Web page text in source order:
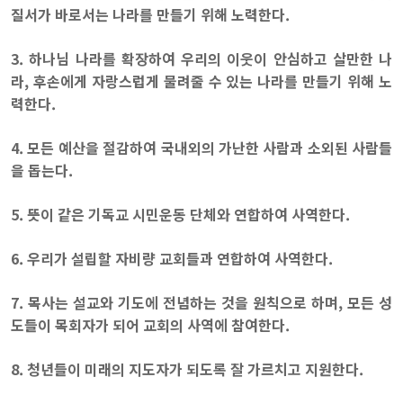
질서가 바로서는 나라를 만들기 위해 노력한다.
3. 하나님 나라를 확장하여 우리의 이웃이 안심하고 살만한 나
라, 후손에게 자랑스럽게 물려줄 수 있는 나라를 만들기 위해 노
력한다.
4. 모든 예산을 절감하여 국내외의 가난한 사람과 소외된 사람들
을 돕는다.
5. 뜻이 같은 기독교 시민운동 단체와 연합하여 사역한다.
6. 우리가 설립할 자비량 교회들과 연합하여 사역한다.
7. 목사는 설교와 기도에 전념하는 것을 원칙으로 하며, 모든 성
도들이 목회자가 되어 교회의 사역에 참여한다.
8. 청년들이 미래의 지도자가 되도록 잘 가르치고 지원한다.